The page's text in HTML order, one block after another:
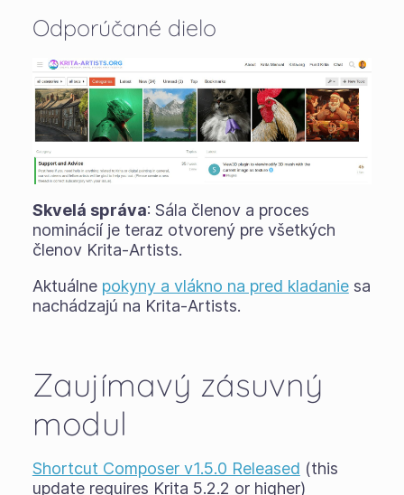
Odporúčané dielo
Skvelá správa: Sála členov a proces
nominácií je teraz otvorený pre všetkých
členov Krita-Artists.
Aktuálne pokyny a vlákno na pred kladaniesa
nachádzajú na Krita-Artists.
Zaujímavý zásuvný
modul
Shortcut Composer v1.5.0 Released (this
update requires Krita 5.2.2 or higher)